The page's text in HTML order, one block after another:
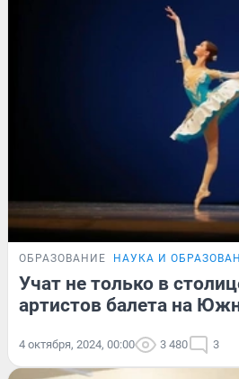
ОБРАЗОВАНИЕ НАУКА И
Учат не только в
артистов балета на
4 октября, 2024, 00:00 3 480 3